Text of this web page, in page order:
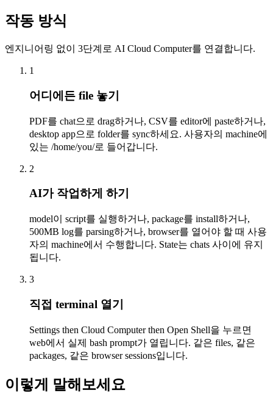
작동 방식
엔지니어링 없이 3단계로 AI Cloud Computer를 연결합니다.
1
어디에든 file 놓기
PDF를 chat으로 drag하거나, CSV를 editor에 paste하거나,
desktop app으로 folder를 sync하세요. 사용자의 machine에
있는 /home/you/로 들어갑니다.
2
AI가 작업하게 하기
model이 script를 실행하거나, package를 install하거나,
500MB log를 parsing하거나, browser를 열어야 할 때 사용
자의 machine에서 수행합니다. State는 chats 사이에 유지
됩니다.
3
직접 terminal 열기
Settings then Cloud Computer then Open Shell을 누르면
web에서 실제 bash prompt가 열립니다. 같은 files, 같은
packages, 같은 browser sessions입니다.
이렇게 말해보세요